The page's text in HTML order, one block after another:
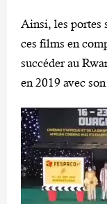
Ainsi, les portes
ces films en
succéder au
en 2019 avec